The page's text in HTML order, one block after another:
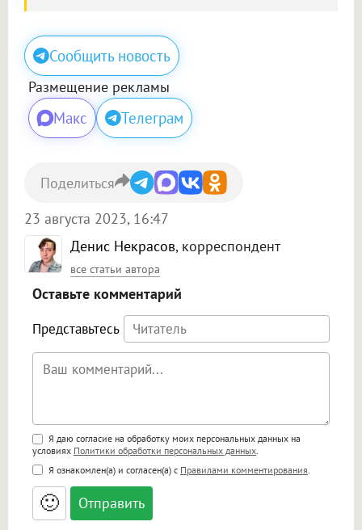
Сообщить новость
Размещение рекламы
Макс Телеграм
Денис Некрасов, корреспондент
все статьи автора
23 августа 2023, 16:47
Поделиться
Оставьте комментарий
Представьтесь
Поддержка HTML
<b>, <strong>, <u>, <i>, <em>, <s>, <big>,
<small>, <sup>, <sub>, <pre>, <ul>, <ol>, <li>,
<blockquote>, <code> экранирует HTML,
адреса URL автоматически становятся
ссылками, и [img]адрес[/img] будет
Я даю согласие на обработку моих персональных данных на
условиях Политики обработки персональных данных
Я ознакомлен(а) и согласен(а) с Правилами комментирования
🙂